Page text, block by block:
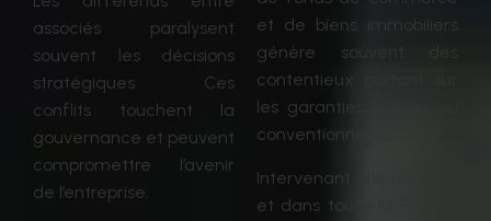
associés paralysent
souvent les décisions
stratégiques. Ces
conflits touchent la
gouvernance et peuvent
compromettre l’avenir
de l’entreprise.
et de biens immobiliers
génère souvent des
contentieux portant sur
les garanties légales ou
conventionnelles.
Intervenant depuis Paris
et dans toute la France,